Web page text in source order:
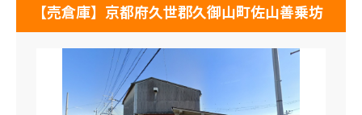
【売倉庫】京都府久世郡久御山町佐山善乗坊